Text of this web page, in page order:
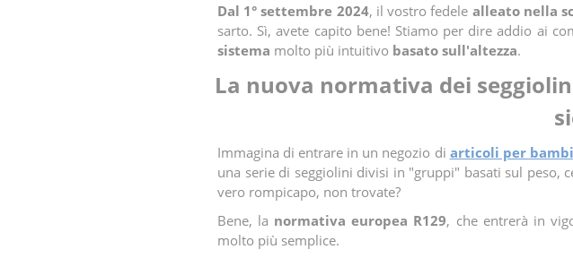
Dal 1° settembre 2024, il vostro fedele alleato nella
sarto. Sì, avete capito bene! Stiamo per dire addio ai
sistema molto più intuitivo basato sull'altezza.
La nuova normativa dei
Immagina di entrare in un negozio di articoli per
una serie di seggiolini divisi in "gruppi" basati sul peso,
vero rompicapo, non trovate?
Bene, la normativa europea R129, che entrerà in
molto più semplice.